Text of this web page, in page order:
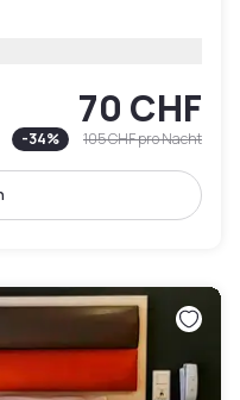
70 CHF
-34% 105 CHFpro Nacht